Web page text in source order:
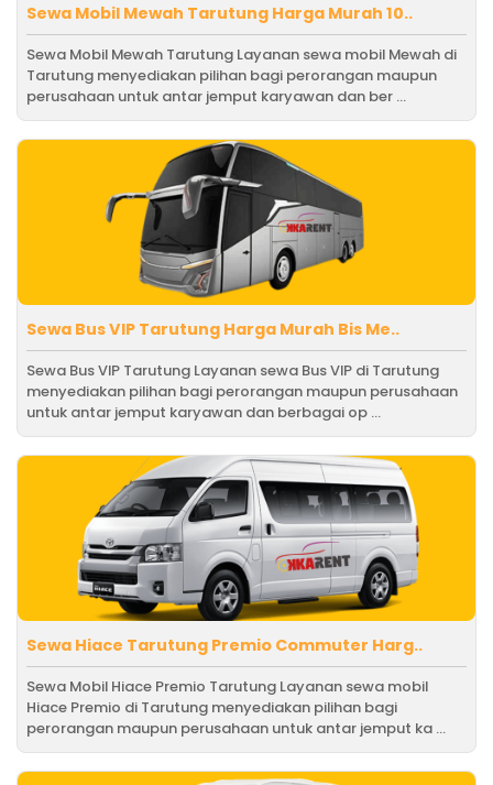
Sewa Mobil Mewah Tarutung Harga Murah 10..
Sewa Mobil Mewah Tarutung Layanan sewa mobil Mewah di
Tarutung menyediakan pilihan bagi perorangan maupun
perusahaan untuk antar jemput karyawan dan ber ...
Sewa Bus VIP Tarutung Harga Murah Bis Me..
Sewa Bus VIP Tarutung Layanan sewa Bus VIP di Tarutung
menyediakan pilihan bagi perorangan maupun perusahaan
untuk antar jemput karyawan dan berbagai op ...
Sewa Hiace Tarutung Premio Commuter Harg..
Sewa Mobil Hiace Premio Tarutung Layanan sewa mobil
Hiace Premio di Tarutung menyediakan pilihan bagi
perorangan maupun perusahaan untuk antar jemput ka ...